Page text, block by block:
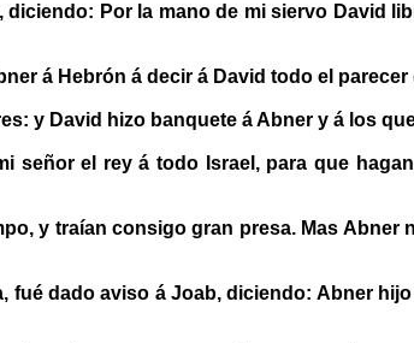
Por la mano de mi siervo David
á Hebrón á decir á David todo el
y David hizo banquete á Abner y á los
señor el rey á todo Israel, para que
y traían consigo gran presa. Mas Abner
dado aviso á Joab, diciendo: Abner